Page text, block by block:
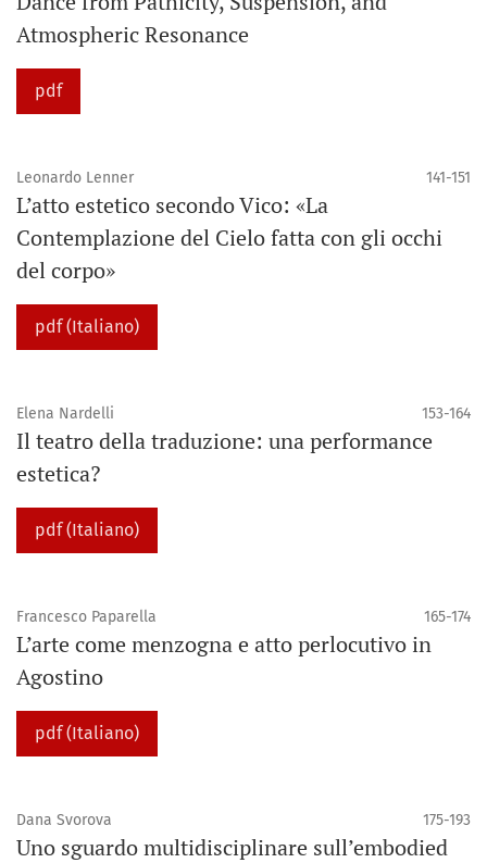
Atmospheric Resonance
pdf
Leonardo Lenner 141-151
L’atto estetico secondo Vico: «La
Contemplazione del Cielo fatta con gli occhi
del corpo»
pdf (Italiano)
Elena Nardelli 153-164
Il teatro della traduzione: una performance
estetica?
pdf (Italiano)
Francesco Paparella 165-174
L’arte come menzogna e atto perlocutivo in
Agostino
pdf (Italiano)
Dana Svorova 175-193
Uno sguardo multidisciplinare sull’embodied